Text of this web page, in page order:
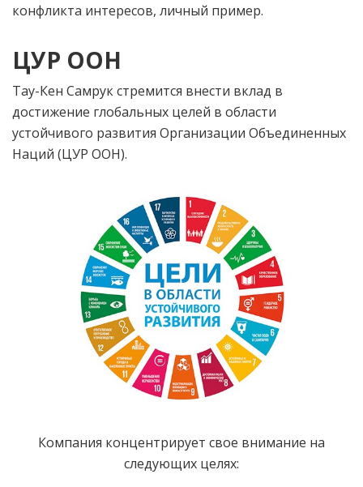
конфликта интересов, личный пример.
ЦУР ООН
Тау-Кен Самрук стремится внести вклад в
достижение глобальных целей в области
устойчивого развития Организации Объединенных
Наций (ЦУР ООН).
Компания концентрирует свое внимание на
следующих целях: